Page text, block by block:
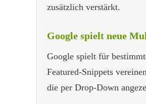
zusätzlich verstärkt.
Google spielt neue
Google spielt für
Featured-Snippets
die per Drop-Down